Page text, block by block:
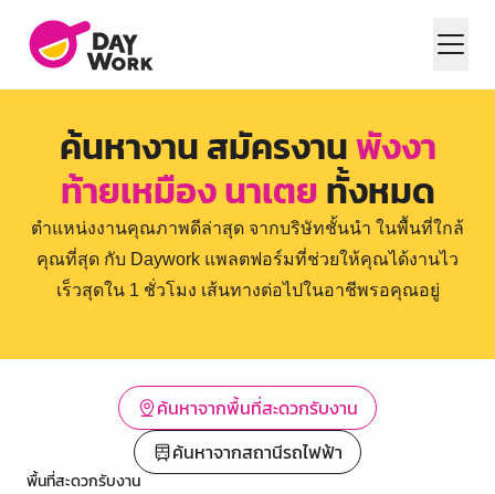
ค้นหางาน สมัครงานพังงา
ท้ายเหมือง นาเตยทั้งหมด
ตำแหน่งงานคุณภาพดีล่าสุด จากบริษัทชั้นนำ ในพื้นที่ใกล้
คุณที่สุด กับ Daywork แพลตฟอร์มที่ช่วยให้คุณได้งานไว
เร็วสุดใน 1 ชั่วโมง เส้นทางต่อไปในอาชีพรอคุณอยู่
ค้นหาจากพื้นที่สะดวกรับงาน
ค้นหาจากสถานีรถไฟฟ้า
พื้นที่สะดวกรับงาน